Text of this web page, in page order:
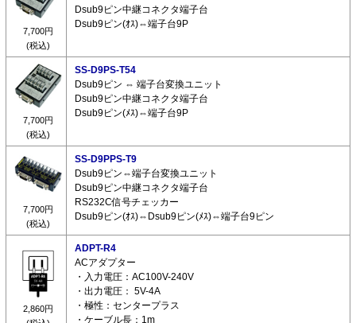
7,700円
(税込)
Dsub9ピン中継コネクタ端子台
Dsub9ピン(ｵｽ)⇔端子台9P
7,700円
(税込)
SS-D9PS-T54
Dsub9ピン ⇔ 端子台変換ユニット
Dsub9ピン中継コネクタ端子台
Dsub9ピン(ﾒｽ)⇔端子台9P
7,700円
(税込)
SS-D9PPS-T9
Dsub9ピン⇔端子台変換ユニット
Dsub9ピン中継コネクタ端子台
RS232C信号チェッカー
Dsub9ピン(ｵｽ)⇔Dsub9ピン(ﾒｽ)⇔端子台9ピン
2,860円
ADPT-R4
ACアダプター
・入力電圧：AC100V-240V
・出力電圧： 5V-4A
・極性：センタープラス
・ケーブル長：1m